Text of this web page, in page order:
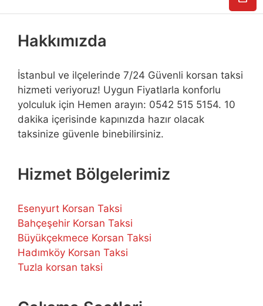
Hakkımızda
İstanbul ve ilçelerinde 7/24 Güvenli korsan taksi
hizmeti veriyoruz! Uygun Fiyatlarla konforlu
yolculuk için Hemen arayın: 0542 515 5154. 10
dakika içerisinde kapınızda hazır olacak
taksinize güvenle binebilirsiniz.
Hizmet Bölgelerimiz
Esenyurt Korsan Taksi
Bahçeşehir Korsan Taksi
Büyükçekmece Korsan Taksi
Hadımköy Korsan Taksi
Tuzla korsan taksi